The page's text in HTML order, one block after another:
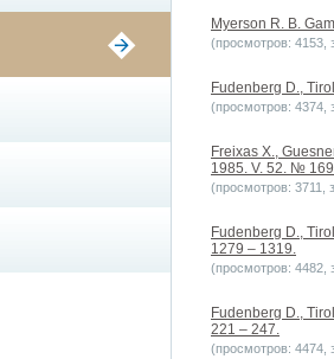
Myerson R. B.
(просмотров: 4153,
Fudenberg D.,
(просмотров: 4374,
Freixas X.,
1985. V. 52. №
(просмотров: 3711,
Fudenberg D.,
1279 – 1319.
(просмотров: 4482,
Fudenberg D.,
221 – 247.
(просмотров: 4474,